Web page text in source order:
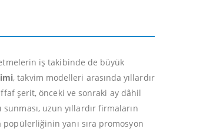
iş takibinde de büyük
, takvim modelleri arasında yıllardır
şerit, önceki ve sonraki ay dâhil
uzun yıllardır firmaların
yanı sıra promosyon